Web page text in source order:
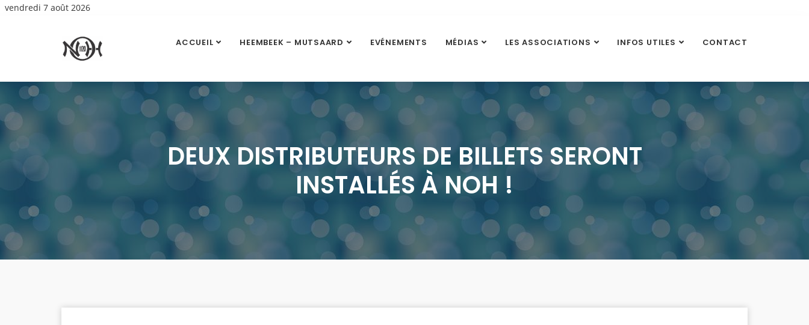
vendredi 7 août 2026
ACCUEIL HEEMBEEK – MUTSAARD EVÉNEMENTS MÉDIAS LES ASSOCIATIONS INFOS UTILES CONTACT
DEUX DISTRIBUTEURS DE BILLETS SERONT
INSTALLÉS À NOH !